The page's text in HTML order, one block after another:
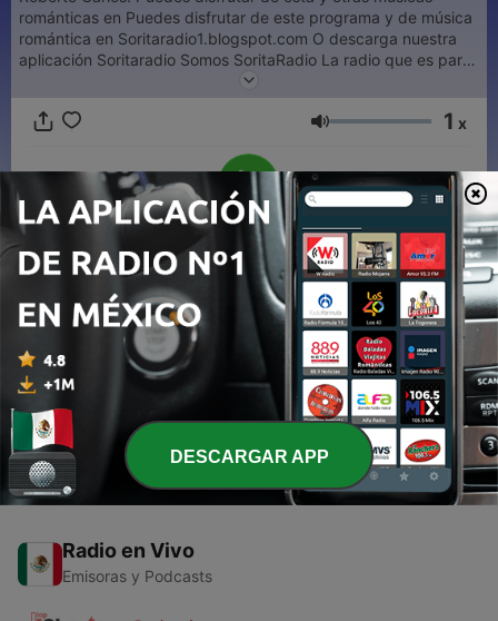
románticas en Puedes disfrutar de este programa y de música
romántica en Soritaradio1.blogspot.com O descarga nuestra
aplicación Soritaradio Somos SoritaRadio La radio que es para
Volumen 1 x
00:00
Episodios
- Roberto Carlos en Noche de Romance
Radio en Vivo
Emisoras y Podcasts
DESCARGAR APP